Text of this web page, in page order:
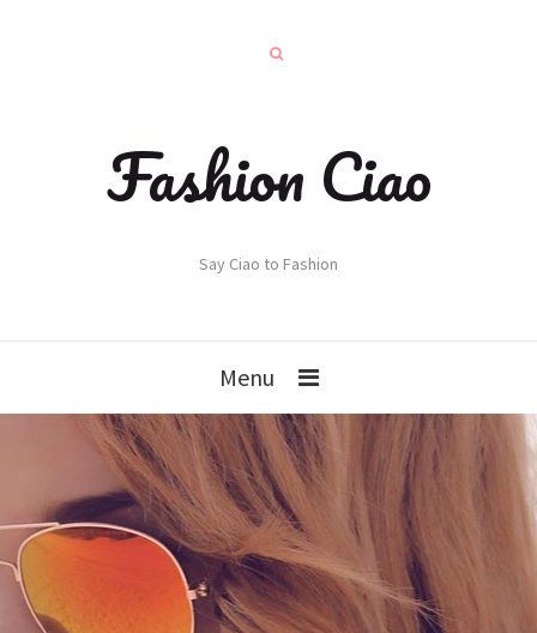
Fashion Ciao
Say Ciao to Fashion
Menu